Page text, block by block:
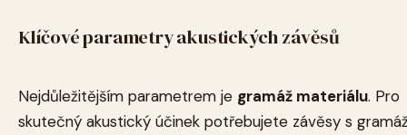
Klíčové parametry akustických závěsů
Nejdůležitějším parametrem je gramáž materiálu. Pro
skutečný akustický účinek potřebujete závěsy s